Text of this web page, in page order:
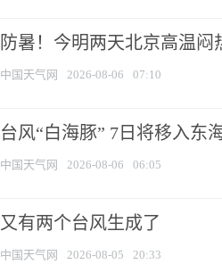
防暑！今明两天北京高温
中国天气网 2026-08-06 07:10
台风“白海豚” 7日将移入东
中国天气网 2026-08-06 06:05
又有两个台风生成了
中国天气网 2026-08-05 20:33